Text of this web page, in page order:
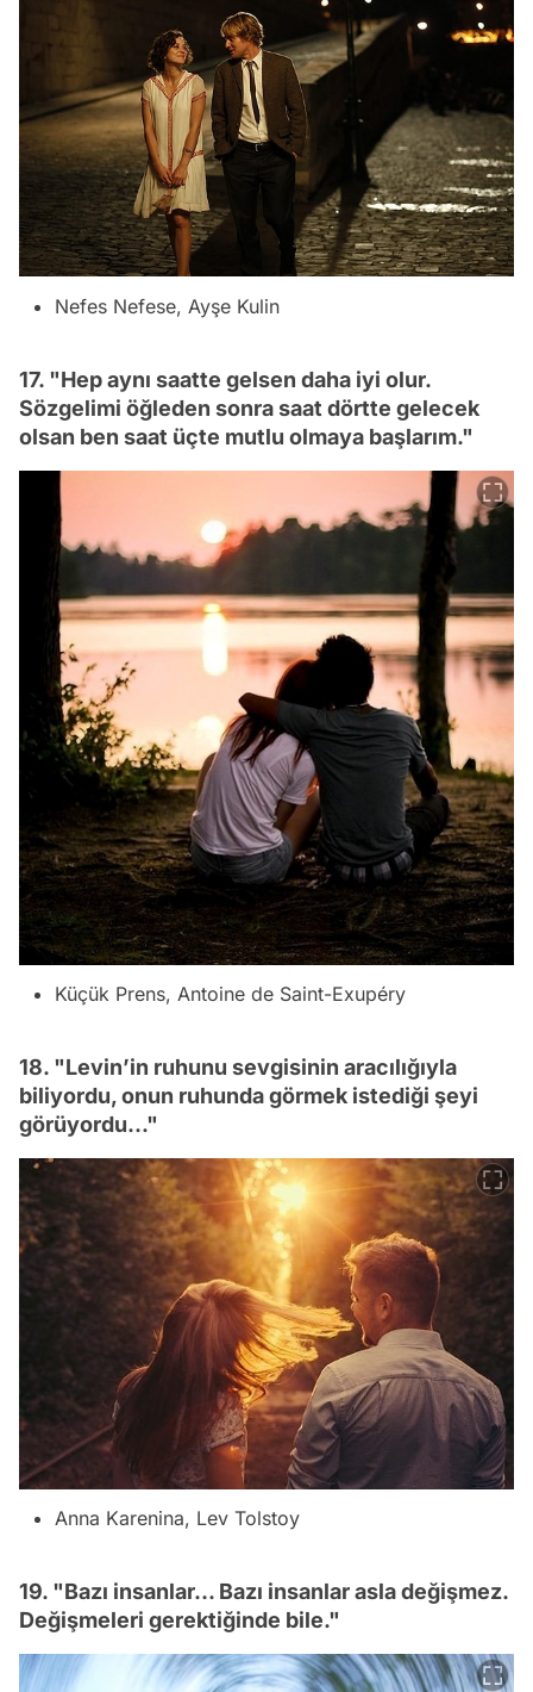
Nefes Nefese, Ayşe Kulin
17. "Hep aynı saatte gelsen daha iyi olur.
Sözgelimi öğleden sonra saat dörtte gelecek
olsan ben saat üçte mutlu olmaya başlarım."
Küçük Prens, Antoine de Saint-Exupéry
18. "Levin’in ruhunu sevgisinin aracılığıyla
biliyordu, onun ruhunda görmek istediği şeyi
görüyordu..."
Anna Karenina, Lev Tolstoy
19. "Bazı insanlar... Bazı insanlar asla değişmez.
Değişmeleri gerektiğinde bile."